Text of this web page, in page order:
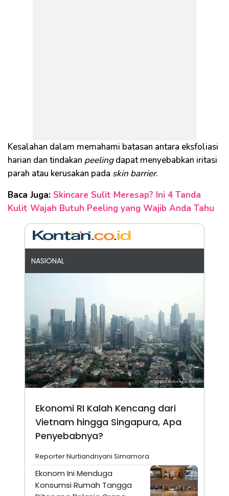
Kesalahan dalam memahami batasan antara eksfoliasi
harian dan tindakan peelingdapat menyebabkan iritasi
parah atau kerusakan pada skin barrier.
Baca Juga: Skincare Sulit Meresap? Ini 4 Tanda
Kulit Wajah Butuh Peeling yang Wajib Anda Tahu
NASIONAL
Ekonomi RI Kalah Kencang dari
Vietnam hingga Singapura, Apa
Penyebabnya?
Reporter Nurtiandriyani Simamora
Ekonom Ini Menduga
Konsumsi Rumah Tangga